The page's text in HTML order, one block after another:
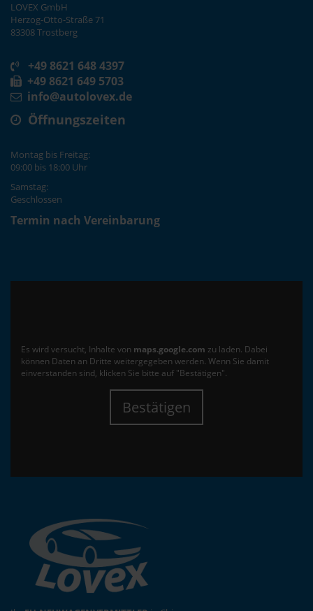
LOVEX GmbH
Herzog-Otto-Straße 71
83308 Trostberg
+49 8621 648 4397
+49 8621 649 5703
info@autolovex.de
Öffnungszeiten
Montag bis Freitag:
09:00 bis 18:00 Uhr
Samstag:
Geschlossen
Termin nach Vereinbarung
Es wird versucht, Inhalte von maps.google.com zu laden. Dabei
können Daten an Dritte weitergegeben werden. Wenn Sie damit
einverstanden sind, klicken Sie bitte auf "Bestätigen".
Bestätigen